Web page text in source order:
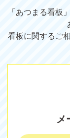
「あつまる看板
看板に関するご
メ